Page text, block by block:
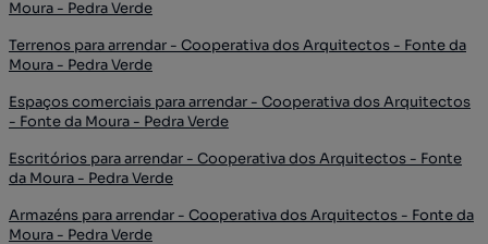
Moura - Pedra Verde
Terrenos para arrendar - Cooperativa dos Arquitectos - Fonte da
Moura - Pedra Verde
Espaços comerciais para arrendar - Cooperativa dos Arquitectos
- Fonte da Moura - Pedra Verde
Escritórios para arrendar - Cooperativa dos Arquitectos - Fonte
da Moura - Pedra Verde
Armazéns para arrendar - Cooperativa dos Arquitectos - Fonte da
Moura - Pedra Verde